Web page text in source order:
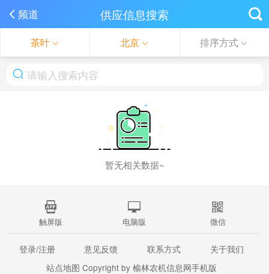
频道 供应信息搜索
茶叶 北京 排序方式
暂无相关数据~
触屏版 电脑版 微信
登录/注册 意见反馈 联系方式
关于我们
站点地图 Copyright by 榆林农机信息网手机版